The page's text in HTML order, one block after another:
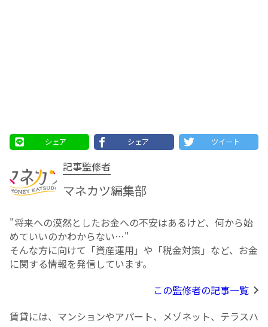
シェア シェア ツイート
記事監修者
マネカツ編集部
"将来への漠然としたお⾦への不安はあるけど、何から始
めていいのかわからない…"
そんな方に向けて「資産運用」や「税金対策」など、お金
に関する情報を発信しています。
この監修者の記事一覧
賃貸には、マンションやアパート、メゾネット、テラスハ